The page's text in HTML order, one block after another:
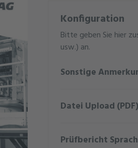
Konfiguration
Bitte geben Sie hier
usw.) an.
Sonstige
Datei Upload (PDF)
Prüfbericht